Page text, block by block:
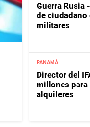
Guerra Rusia
de ciudadano
militares
PANAMÁ
Director del
millones para
alquileres